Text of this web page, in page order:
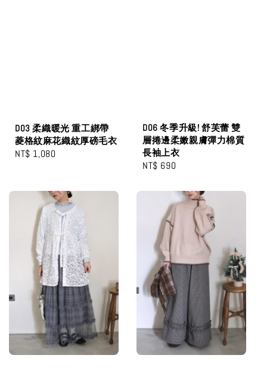
D03 柔織暖光 重工綁帶
菱格紋麻花織紋厚磅毛衣
Regular
NT$ 1,080
D06 冬季升級! 舒芙蕾 雙
層捲邊柔嫩親膚彈力棉質
長袖上衣
Regular
NT$ 690